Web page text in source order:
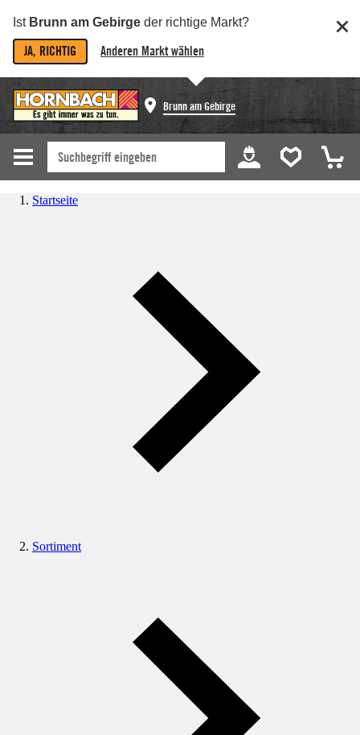
Ist Brunn am Gebirge der richtige Markt?
JA, RICHTIG Anderen Markt wählen
Brunn am Gebirge
Startseite
Sortiment